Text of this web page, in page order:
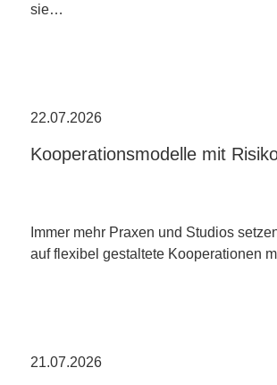
sie…
22.07.2026
Kooperationsmodelle mit
Immer mehr Praxen und Studios
auf flexibel gestaltete Kooperationen
21.07.2026